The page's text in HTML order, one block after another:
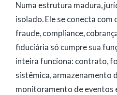
Numa estrutura madura,
isolado. Ele se conecta com
fraude, compliance,
fiduciária só cumpre sua
inteira funciona: contrato,
sistêmica, armazenamento
monitoramento de eventos